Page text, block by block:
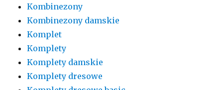
Kombinezony
Kombinezony damskie
Komplet
Komplety
Komplety damskie
Komplety dresowe